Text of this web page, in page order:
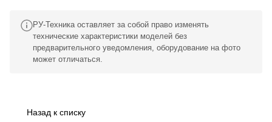
РУ-Техника оставляет за собой право изменять
технические характеристики моделей без
предварительного уведомления, оборудование на фото
может отличаться.
Назад к списку